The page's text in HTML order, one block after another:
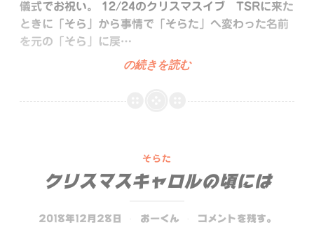
儀式でお祝い。 12/24のクリスマスイブ TSRに来た
ときに「そら」から事情で「そらた」へ変わった名前
を元の「そら」に戻…
そ
と
に
卒
の続きを読む
そらた
クリスマスキャロルの頃には
2018年12月28日 おーくん コメントを残す。